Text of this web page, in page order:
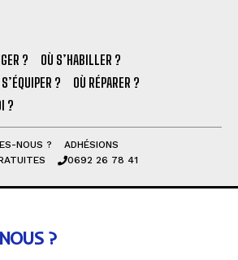
?
OÙ S’HABILLER ?
?
OÙ RÉPARER ?
?
NOUS ?
ADHÉSIONS
0692 26 78 41
?